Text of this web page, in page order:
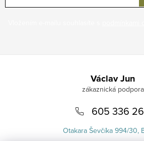
Václav Jun
605 336
Otakara Ševčíka 994/30,